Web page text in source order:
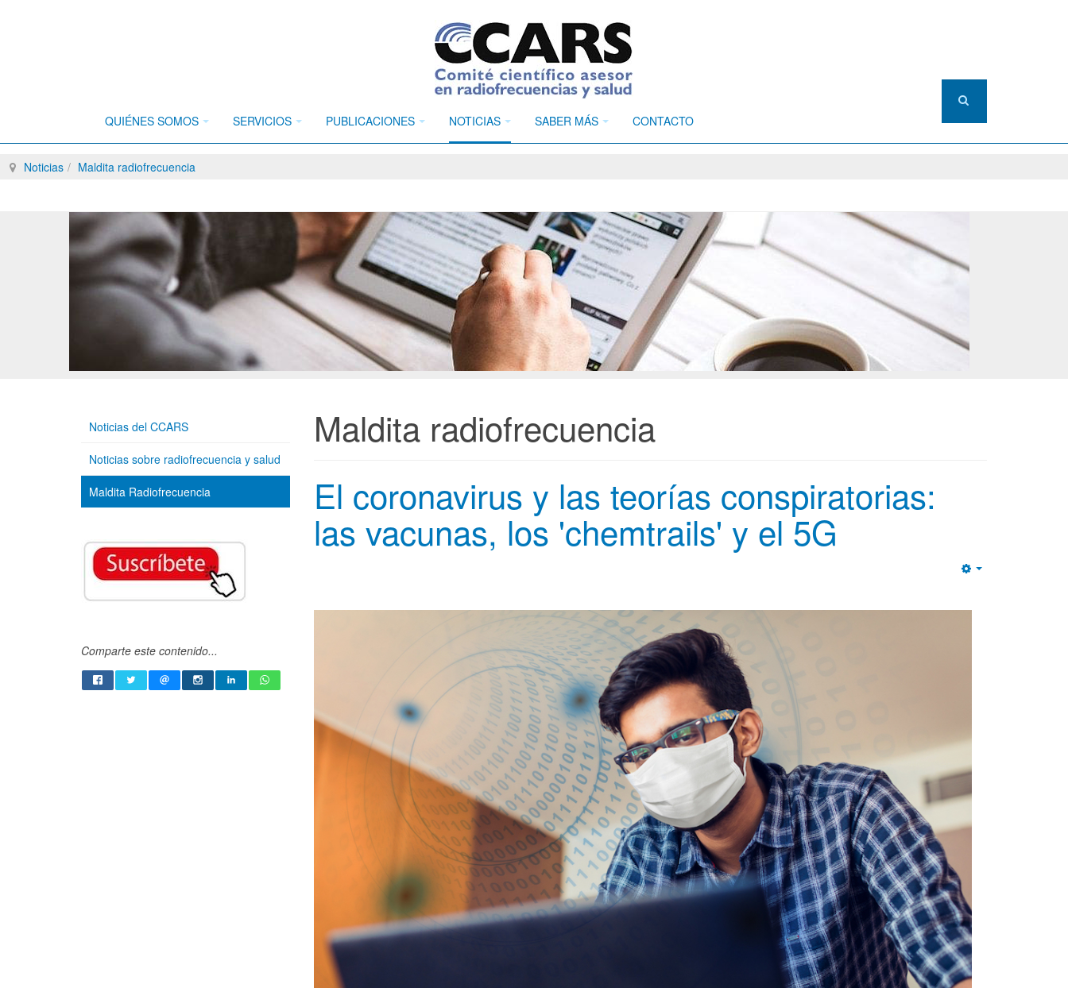
QUIÉNES SOMOS SERVICIOS PUBLICACIONES NOTICIAS SABER MÁS CONTACTO
Noticias Maldita radiofrecuencia
Maldita radiofrecuencia
El coronavirus y las teorías conspiratorias:
las vacunas, los 'chemtrails' y el 5G
Noticias del CCARS
Noticias sobre radiofrecuencia y salud
Maldita Radiofrecuencia
Comparte este contenido...